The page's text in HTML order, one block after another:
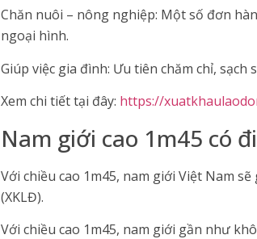
Chăn nuôi – nông nghiệp: Một số đơn
ngoại hình.
Giúp việc gia đình: Ưu tiên chăm chỉ, sạch
Xem chi tiết tại đây: https://
Nam giới cao 1m45 có
Với chiều cao 1m45, nam giới Việt Nam
(XKLĐ).
Với chiều cao 1m45, nam giới gần như